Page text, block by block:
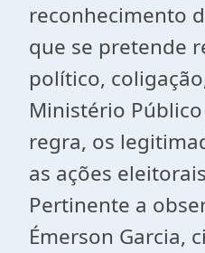
reconhecimento
que se pretende
político,
Ministério
regra, os
as ações
Pertinente a
Émerson Garcia,